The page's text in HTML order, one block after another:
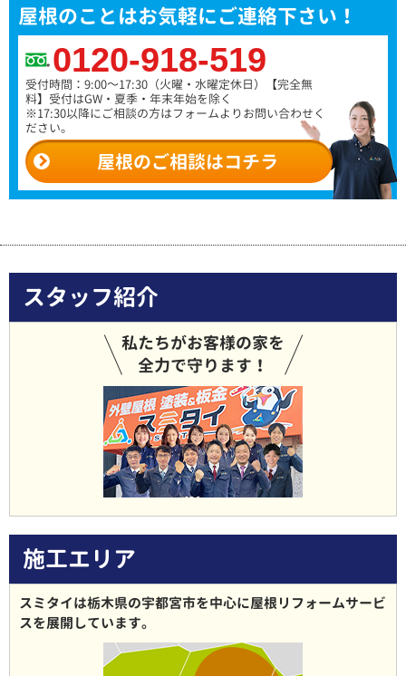
屋根のことはお気軽にご連絡下さい！
0120-918-519
受付時間：9:00～17:30（火曜・水曜定休日）
【完全無
料】受付はGW・夏季・年末年始を除く
※17:30以降にご相談の方はフォームよりお問い合わせく
ださい。
屋根のご相談はコチラ
スタッフ紹介
私たちがお客様の家を
全力で守ります！
施工エリア
スミタイは栃木県の宇都宮市を中心に屋根リフォームサービ
スを展開しています。